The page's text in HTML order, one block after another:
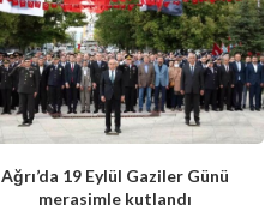
Ağrı’da 19 Eylül Gaziler Günü
merasimle kutlandı